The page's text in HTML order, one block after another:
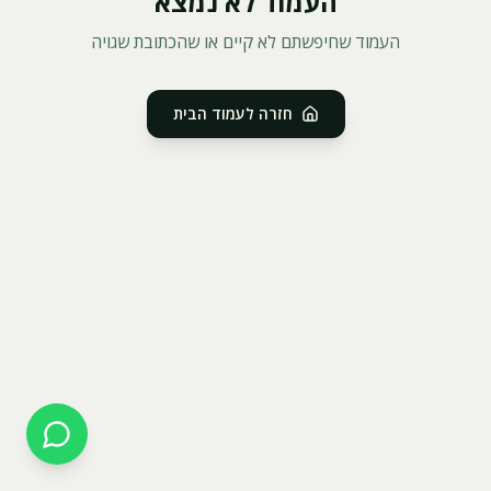
העמוד שחיפשתם לא קיים או שהכתובת שגויה
חזרה לעמוד הבית